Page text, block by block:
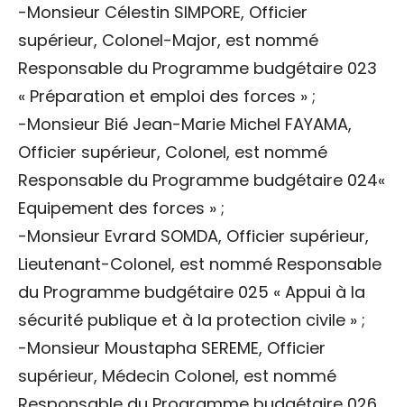
-Monsieur Célestin SIMPORE, Officier
supérieur, Colonel-Major, est nommé
Responsable du Programme budgétaire 023
« Préparation et emploi des forces » ;
-Monsieur Bié Jean-Marie Michel FAYAMA,
Officier supérieur, Colonel, est nommé
Responsable du Programme budgétaire 024«
Equipement des forces » ;
-Monsieur Evrard SOMDA, Officier supérieur,
Lieutenant-Colonel, est nommé Responsable
du Programme budgétaire 025 « Appui à la
sécurité publique et à la protection civile » ;
-Monsieur Moustapha SEREME, Officier
supérieur, Médecin Colonel, est nommé